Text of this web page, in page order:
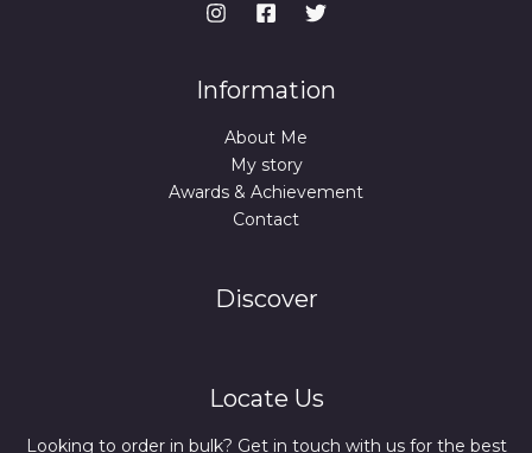
Information
About Me
My story
Awards & Achievement
Contact
Discover
Locate Us
Looking to order in bulk? Get in touch with us for the best